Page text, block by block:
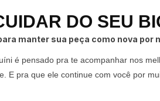
DO SEU
manter sua peça como nova por
é pensado pra te acompanhar nos
E pra que ele continue com você por